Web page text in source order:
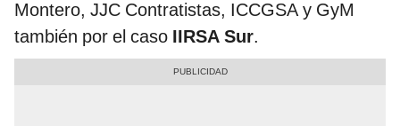
Montero, JJC Contratistas, ICCGSA y GyM
también por el caso IIRSA Sur.